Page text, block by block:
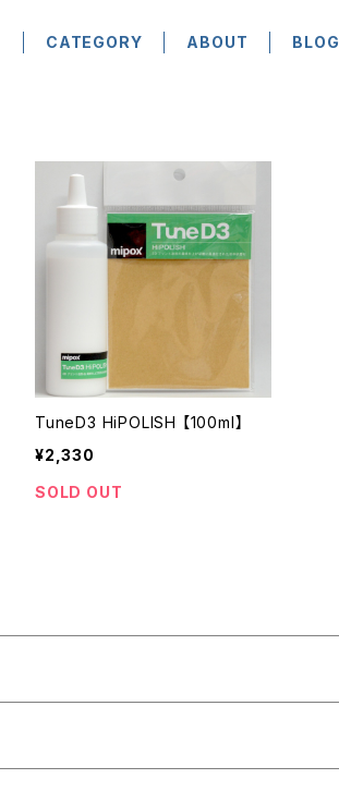
CATEGORY ABOUT BLOG
TuneD3 HiPOLISH 【100ml】
¥2,330
SOLD OUT